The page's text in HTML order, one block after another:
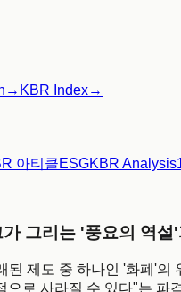
→ KBR Index→
아티클ESGKBR Analysis
그리는 '풍요의 역
제도 중 하나인 '화폐'
로 사라질 수 있다"는 파